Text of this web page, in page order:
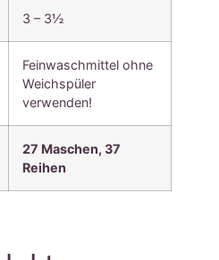
3 – 3½
Feinwaschmittel ohne
Weichspüler
verwenden!
27 Maschen, 37
Reihen